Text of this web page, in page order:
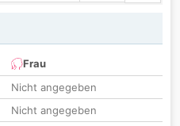
Frau
Nicht angegeben
Nicht angegeben